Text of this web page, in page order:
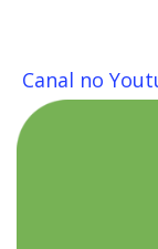
Canal no